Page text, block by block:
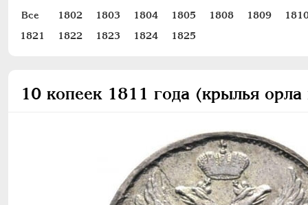
Все 1802 1803 1804 1805 1808 1809
1821
1822 1823 1824 1825
10 копеек 1811 года (крылья